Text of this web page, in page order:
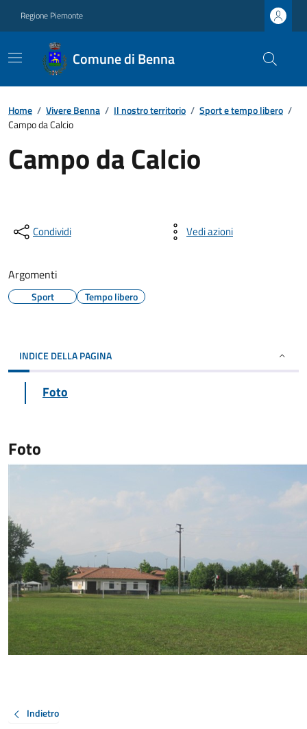
Regione Piemonte
Comune di Benna
Home / Vivere Benna / Il nostro territorio / Sport e tempo libero /
Campo da Calcio
Campo da Calcio
Condividi Vedi azioni
Argomenti
Sport Tempo libero
INDICE DELLA PAGINA
Foto
Foto
Indietro